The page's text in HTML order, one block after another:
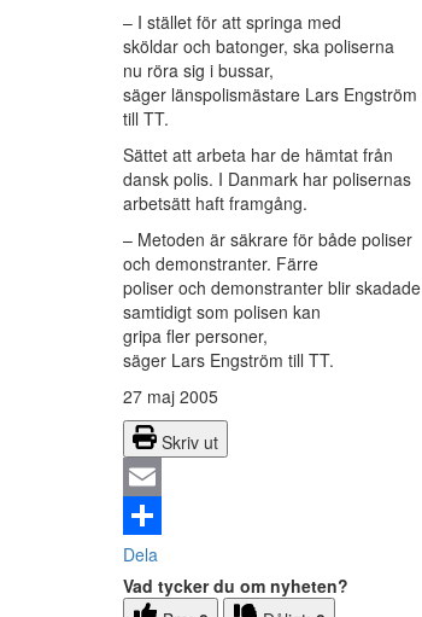
– I stället för att springa med
sköldar och batonger, ska poliserna
nu röra sig i bussar,
säger länspolismästare Lars Engström
till TT.
Sättet att arbeta har de hämtat från
dansk polis. I Danmark har polisernas
arbetsätt haft framgång.
– Metoden är säkrare för både poliser
och demonstranter. Färre
poliser och demonstranter blir skadade
samtidigt som polisen kan
gripa fler personer,
säger Lars Engström till TT.
27 maj 2005
Skriv ut
Email
Dela
Vad tycker du om nyheten?